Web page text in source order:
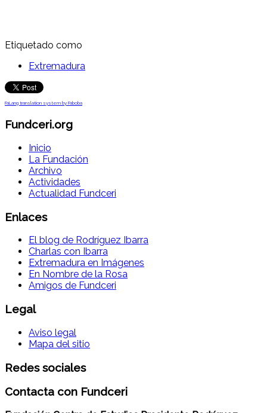
Etiquetado como
Extremadura
FaLang translation system by Faboba
Fundceri.org
Inicio
La Fundación
Archivo
Actividades
Actualidad Fundceri
Enlaces
El blog de Rodríguez Ibarra
Charlas con Ibarra
Extremadura en Imágenes
En Nombre de la Rosa
Amigos de Fundceri
Legal
Aviso legal
Mapa del sitio
Redes sociales
Contacta con Fundceri